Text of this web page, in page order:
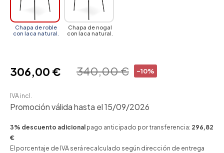
Chapa de roble
con laca natural.
Chapa de nogal
con laca natural.
-10%
340,00 €
306,00 €
IVA incl.
Promoción válida hasta el 15/09/2026
3% descuento adicional pago anticipado por transferencia: 296,82
€
El porcentaje de IVA será recalculado según dirección de entrega